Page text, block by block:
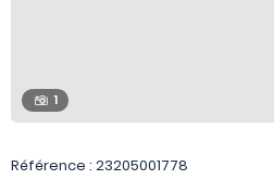
1
Référence : 23205001778